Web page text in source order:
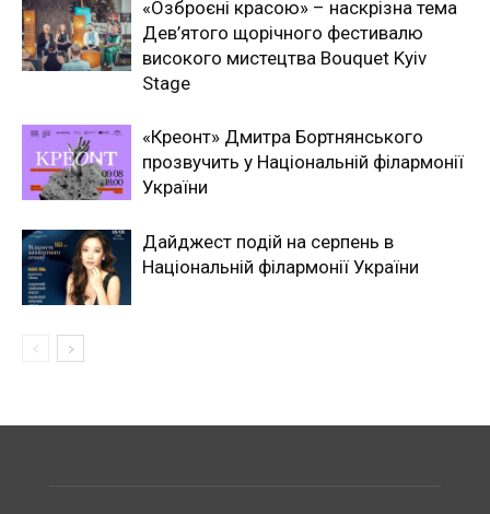
«Озброєні красою» – наскрізна тема
Дев’ятого щорічного фестивалю
високого мистецтва Bouquet Kyiv
Stage
«Креонт» Дмитра Бортнянського
прозвучить у Національній філармонії
України
Дайджест подій на серпень в
Національній філармонії України